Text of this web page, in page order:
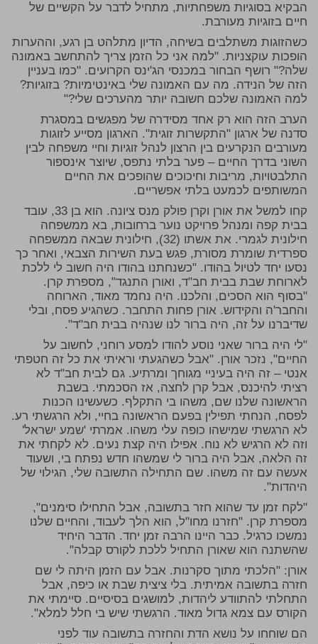
הבקיא בסוגיות משפחתיות, מתחיל לדבר על הקשיים של
חיים בזוגיות מעורבת.
כשהזוגות משתלבים בשיחה, הדיון מתלהט בן רגע, וההערות
הופכות עוקצניות. "למה אני כל הזמן צריך להתחשב באמונה
שלה?" רושף הבחור במכנסי הג'ינס הקרועים. "כמו בעניין
הזה של הנידה. מה עם האמונה שלי באינטימיות? בזוגיות?
למה האמונה שלכם חשובה יותר מהערכים שלי?"
הערב הזה הוא רק אחד מסידרה של מפגשים במסגרת
סדנה של ארגון "התקשרות זוגית". הארגון מסייע לזוגות
מעורבים הנקרעים בין הרצון לנהל זוגיות וחיי משפחה לבין
השוני בדרך החיים – פער בלתי נתפס, שיוצר אינספור
התלבטויות, מריבות וחיכוכים שהופכים את החיים
המשותפים לכמעט בלתי אפשריים.
קחו למשל את אורן וקרן פולק מנס ציונה. הוא בן 33, עובד
בבית קפה ומנהל פרויקט נוער ברחובות, בא ממשפחה
חילונית לגמרי. את אשתו (32), חילונית שבאה ממשפחה
ספרדית שומרת מסורת, פגש בעת השירות הצבאי, ואחר כך
נסעו יחד לטיול בהודו. "כשנחתנו בהודו היה חשוב לי ללכת
לארוחת שבת בבית חב"ד, ואורן התנגד", מספרת קרן.
"בסוף הוא הסכים, והלכנו. היה נחמד מאוד, הארוחה
והחבר'ה והקידוש. אורן פחות התחבר. כשהגיע פסח, ובלי
שדיברנו על זה, היה ברור לנו שנהיה בבית חב"ד".
"לי היה ברור שאני נוסע להודו למסע רוחני, לחשוב על
החיים", נזכר אורן. "אבל כשהגעתי וראיתי את כל זה חטפתי
אנטי – זה היה בעיניי מגוחך ומרתיע. גם לבית חב"ד לא
רציתי להיכנס, אבל קרן לחצה, אז הסכמתי. בשבת
הראשונה שלנו שם, משהו בי התקלף. כשעשינו הכנות
לפסח, הנחתי תפילין בפעם הראשונה בחיי, ולא הרגשתי רע.
לא הרגשתי שמישהו כופה עלי משהו. אמרתי 'שמע ישראל'
וזה לא הרגיש לא נוח. אפילו היה קצת נעים. לא לקחתי את
זה הלאה, אבל היה ברור לי שמשהו חדש נפתח בי, ושעוד
אעשה עם זה משהו. שם התחילה התשובה שלי, הגילוי של
היהדות".
"לקח זמן עד שהוא חזר בתשובה, אבל התחילו סימנים",
מספרת קרן. "חזרנו מחו"ל, הוא הלך לעבוד, והחיים שלנו
נמשכו כרגיל. כבר היינו הרבה זמן יחד. הדבר היחיד
שהשתנה הוא שאורן התחיל ללכת לקורס קבלה".
אורן: "הלכתי מתוך סקרנות. אבל עם הזמן היתה לי שם
חזרה בתשובה אמיתית. בלי ציצית שבת או כיפה, אבל
התחלתי להתוודע ליהדות, למושגים בסיסיים. סיימתי את
הקורס עם צמא גדול מאוד. הרגשתי שיש בי חלל למלא".
הם שוחחו על נושא הדת והחזרה בתשובה עוד לפני